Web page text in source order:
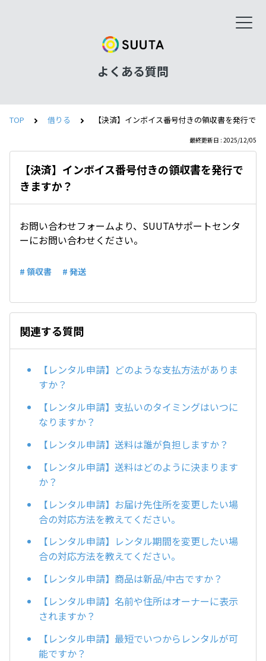
よくある質問
TOP 借りる 【決済】インボイス番号付きの領収書を発行で
最終更新日 : 2025/12/05
【決済】インボイス番号付きの領収書を発行で
きますか？
お問い合わせフォームより、SUUTAサポートセンタ
ーにお問い合わせください。
# 領収書 # 発送
関連する質問
【レンタル申請】どのような支払方法がありま
すか？
【レンタル申請】支払いのタイミングはいつに
なりますか？
【レンタル申請】送料は誰が負担しますか？
【レンタル申請】送料はどのように決まります
か？
【レンタル申請】お届け先住所を変更したい場
合の対応方法を教えてください。
【レンタル申請】レンタル期間を変更したい場
合の対応方法を教えてください。
【レンタル申請】商品は新品/中古ですか？
【レンタル申請】名前や住所はオーナーに表示
されますか？
【レンタル申請】最短でいつからレンタルが可
能ですか？